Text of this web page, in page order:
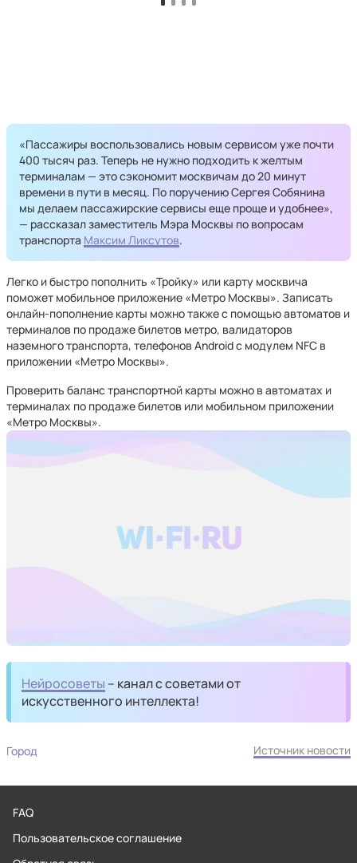
«Пассажиры воспользовались новым сервисом уже почти
400 тысяч раз. Теперь не нужно подходить к желтым
терминалам — это сэкономит москвичам до 20 минут
времени в пути в месяц. По поручению Сергея Собянина
мы делаем пассажирские сервисы еще проще и удобнее»,
— рассказал заместитель Мэра Москвы по вопросам
транспорта Максим Ликсутов.
Легко и быстро пополнить «Тройку» или карту москвича
поможет мобильное приложение «Метро Москвы». Записать
онлайн-пополнение карты можно также с помощью автоматов и
терминалов по продаже билетов метро, валидаторов
наземного транспорта, телефонов Android с модулем NFC в
приложении «Метро Москвы».
Проверить баланс транспортной карты можно в автоматах и
терминалах по продаже билетов или мобильном приложении
«Метро Москвы».
Нейросоветы – канал с советами от
искусственного интеллекта!
Город Источник новости
FAQ
Пользовательское соглашение